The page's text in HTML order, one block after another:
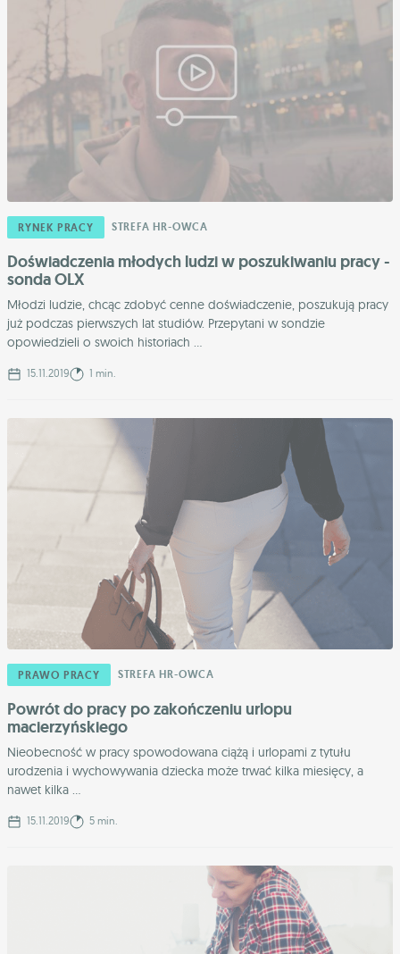
RYNEK PRACY STREFA HR-OWCA
Doświadczenia młodych ludzi w poszukiwaniu pracy -
sonda OLX
Młodzi ludzie, chcąc zdobyć cenne doświadczenie, poszukują pracy
już podczas pierwszych lat studiów. Przepytani w sondzie
opowiedzieli o swoich historiach ...
15.11.2019 1 min.
PRAWO PRACY STREFA HR-OWCA
Powrót do pracy po zakończeniu urlopu
macierzyńskiego
Nieobecność w pracy spowodowana ciążą i urlopami z tytułu
urodzenia i wychowywania dziecka może trwać kilka miesięcy, a
nawet kilka ...
15.11.2019 5 min.